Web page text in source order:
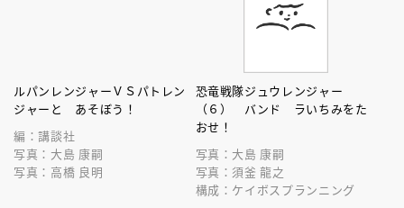
ルパンレンジャーＶＳパトレン
ジャーと あそぼう！
編：講談社
写真：大島 康嗣
写真：高橋 良明
恐竜戦隊ジュウレンジャー
（６） バンド ラいちみをた
おせ！
写真：大島 康嗣
写真：須釜 龍之
構成：ケイボスプランニング